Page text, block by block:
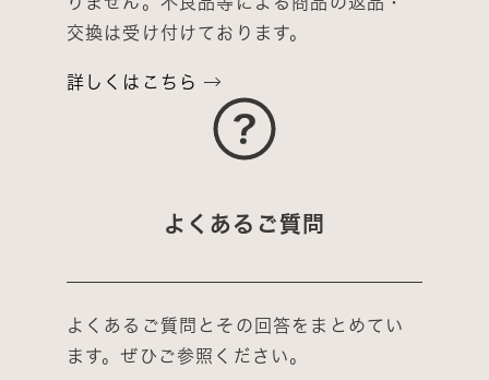
交換は受け付けております。
詳しくはこちら
よくあるご質問
よくあるご質問とその回答をまとめてい
ます。ぜひご参照ください。